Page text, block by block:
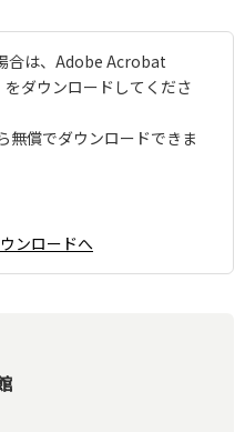
合は、Adobe Acrobat
ダウンロードしてくださ
無償でダウンロードできま
ンロードへ